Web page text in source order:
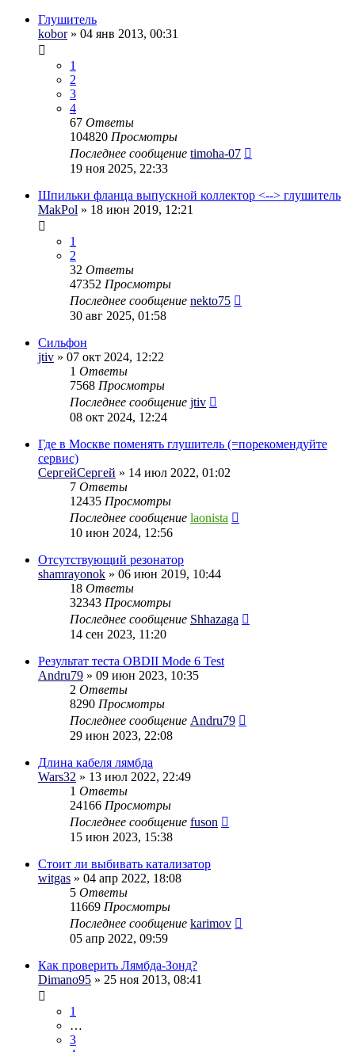
Глушитель
kobor» 04 янв 2013, 00:31
1
2
3
4
67 Ответы
104820 Просмотры
Последнее сообщение timoha-07
19 ноя 2025, 22:33
Шпильки фланца выпускной коллектор <--> глушитель
MakPol » 18 июн 2019, 12:21
1
2
32 Ответы
47352 Просмотры
Последнее сообщение nekto75
30 авг 2025, 01:58
Сильфон
jtiv » 07 окт 2024, 12:22
1 Ответы
7568 Просмотры
Последнее сообщение jtiv
08 окт 2024, 12:24
Где в Москве поменять глушитель (=порекомендуйте
сервис)
СергейСергей » 14 июл 2022, 01:02
7 Ответы
12435 Просмотры
Последнее сообщение laonista
10 июн 2024, 12:56
Отсутствующий резонатор
shamrayonok » 06 июн 2019, 10:44
18 Ответы
32343 Просмотры
Последнее сообщение Shhazaga
14 сен 2023, 11:20
Результат теста OBDII Mode 6 Test
Andru79 » 09 июн 2023, 10:35
2 Ответы
8290 Просмотры
Последнее сообщение Andru79
29 июн 2023, 22:08
Длина кабеля лямбда
Wars32 » 13 июл 2022, 22:49
1 Ответы
24166 Просмотры
Последнее сообщение fuson
15 июн 2023, 15:38
Стоит ли выбивать катализатор
witgas » 04 апр 2022, 18:08
5 Ответы
11669 Просмотры
Последнее сообщение karimov
05 апр 2022, 09:59
Как проверить Лямбда-Зонд?
Dimano95 » 25 ноя 2013, 08:41
1
…
3